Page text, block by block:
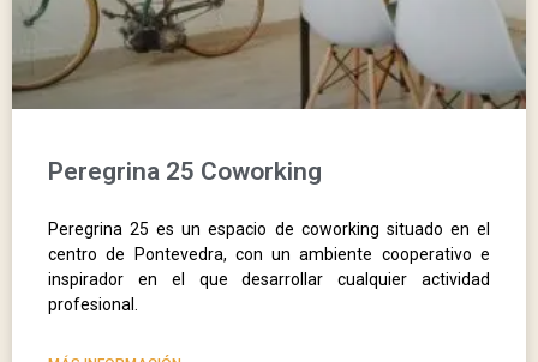
Peregrina 25 Coworking
Peregrina 25 es un espacio de coworking situado en el
centro de Pontevedra, con un ambiente cooperativo e
inspirador en el que desarrollar cualquier actividad
profesional.